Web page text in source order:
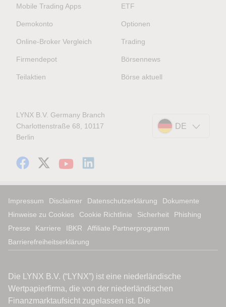
Mobile Trading Apps
Demokonto
Online-Broker Vergleich
Firmendepot
Teilaktien
ETF
Optionen
Trading
Börsennews
Börse aktuell
LYNX B.V. Germany Branch
Charlottenstraße 68, 10117
Berlin
DE
Impressum Disclaimer Datenschutzerklärung
Dokumente
Hinweise zu Cookies
Cookie Richtlinie Sicherheit
Phishing
Presse
Karriere IBKR
Affiliate Partnerprogramm
Barrierefreiheitserklärung